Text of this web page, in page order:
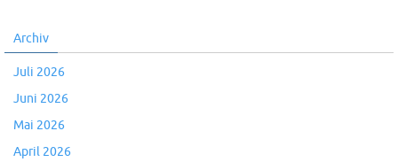
Archiv
Juli 2026
Juni 2026
Mai 2026
April 2026